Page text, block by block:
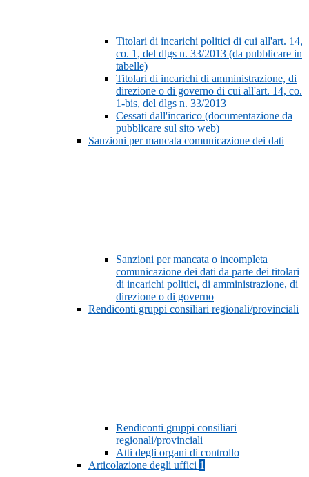
Titolari di incarichi politici di cui all'art. 14,
co. 1, del dlgs n. 33/2013 (da pubblicare in
tabelle)
Titolari di incarichi di amministrazione, di
direzione o di governo di cui all'art. 14, co.
1-bis, del dlgs n. 33/2013
Cessati dall'incarico (documentazione da
pubblicare sul sito web)
Sanzioni per mancata comunicazione dei dati
Sanzioni per mancata o incompleta
comunicazione dei dati da parte dei titolari
di incarichi politici, di amministrazione, di
direzione o di governo
Rendiconti gruppi consiliari regionali/provinciali
Rendiconti gruppi consiliari
regionali/provinciali
Atti degli organi di controllo
Articolazione degli uffici 1